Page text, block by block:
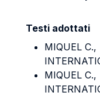
Testi adottati
MIQUEL C.,
MIQUEL C.,